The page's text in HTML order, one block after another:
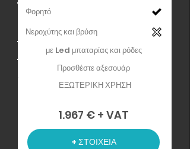
Φορητό
Νεροχύτης και βρύση
με Led μπαταρίας και ρόδες
Προσθέστε αξεσουάρ
ΕΞΩΤΕΡΙΚΗ ΧΡΗΣΗ
1.967 € + VAT
+ ΣΤΟΙΧΕΙΑ